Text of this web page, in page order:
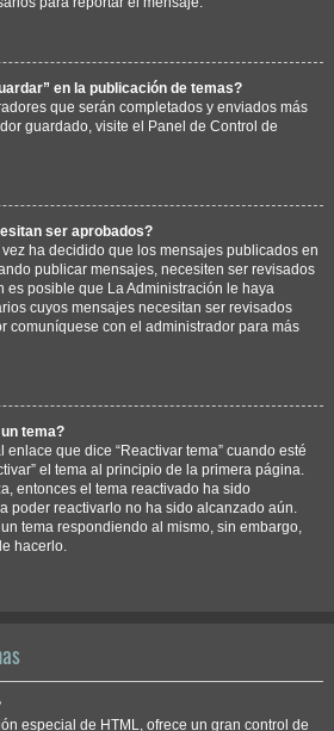
en la publicación de temas?
que serán completados y enviados más
guardado, visite el Panel de Control de
ser aprobados?
ha decidido que los mensajes publicados en
publicar mensajes, necesiten ser revisados
es posible que La Administración le haya
cuyos mensajes necesitan ser revisados
comuníquese con el administrador para más
tema?
que dice “Reactivar tema” cuando esté
el tema al principio de la primera página.
entonces el tema reactivado ha sido
poder reactivarlo no ha sido alcanzado aún.
tema respondiendo al mismo, sin embargo,
hacerlo.
especial de HTML, ofrece un gran control de